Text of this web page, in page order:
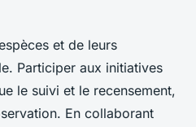
et de leurs
Participer aux initiatives
le suivi et le recensement,
En collaborant